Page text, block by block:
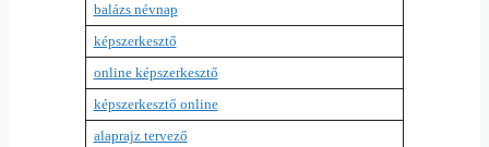
balázs névnap
képszerkesztő
online képszerkesztő
képszerkesztő online
alaprajz tervező